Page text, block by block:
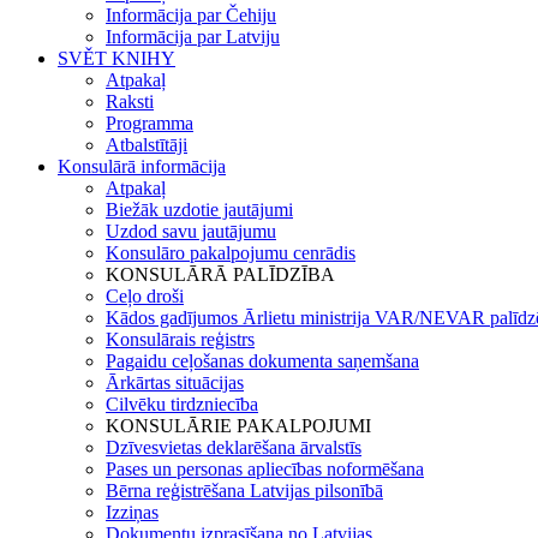
Informācija par Čehiju
Informācija par Latviju
SVĚT KNIHY
Atpakaļ
Raksti
Programma
Atbalstītāji
Konsulārā informācija
Atpakaļ
Biežāk uzdotie jautājumi
Uzdod savu jautājumu
Konsulāro pakalpojumu cenrādis
KONSULĀRĀ PALĪDZĪBA
Ceļo droši
Kādos gadījumos Ārlietu ministrija VAR/NEVAR
Konsulārais reģistrs
Pagaidu ceļošanas dokumenta saņemšana
Ārkārtas situācijas
Cilvēku tirdzniecība
KONSULĀRIE PAKALPOJUMI
Dzīvesvietas deklarēšana ārvalstīs
Pases un personas apliecības noformēšana
Bērna reģistrēšana Latvijas pilsonībā
Izziņas
Dokumentu izprasīšana no Latvijas